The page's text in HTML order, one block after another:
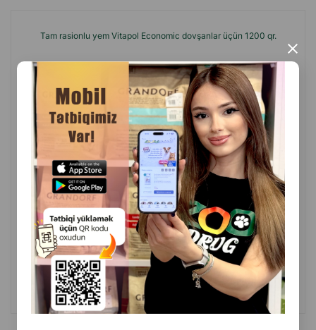
×
Tam rasionlu yem Vitapol Economic dovşanlar üçün 1200 qr.
(0 Rəylər)
Çəki
Almaq
1 ədəd
8.00 Anbarda
Yoxdur